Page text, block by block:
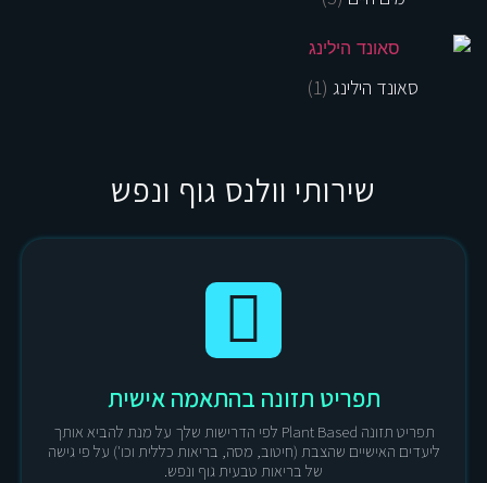
סאונד הילינג (1)
שירותי וולנס גוף ונפש
תפריט תזונה בהתאמה אישית
תפריט תזונה Plant Based לפי הדרישות שלך על מנת להביא אותך
ליעדים האישיים שהצבת (חיטוב, מסה, בריאות כללית וכו') על פי גישה
של בריאות טבעית גוף ונפש.